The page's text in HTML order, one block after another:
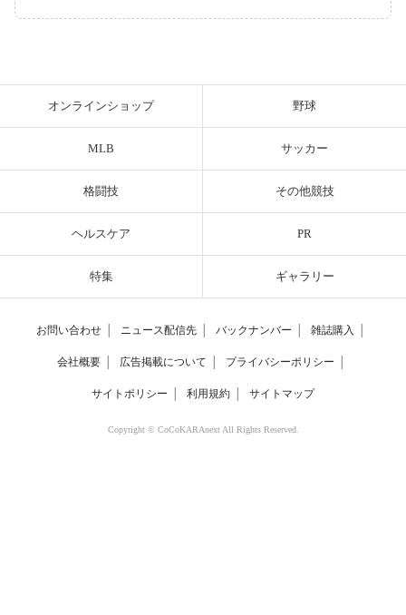
オンラインショップ 野球
MLB サッカー
格闘技 その他競技
ヘルスケア PR
特集 ギャラリー
お問い合わせ ニュース配信先 バックナンバー 雑誌購入
会社概要 広告掲載について プライバシーポリシー
サイトポリシー 利用規約 サイトマップ
Copyright © CoCoKARAnext All Rights Reserved.